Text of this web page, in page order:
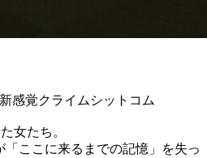
感覚クライムシットコム
女たち。
ここに来るまでの記憶」を失っ